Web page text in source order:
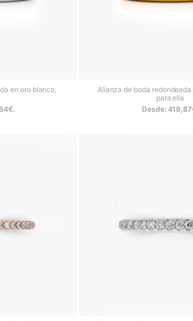
en oro blanco,
€.
Alianza de boda
para ella
Desde: 419,87